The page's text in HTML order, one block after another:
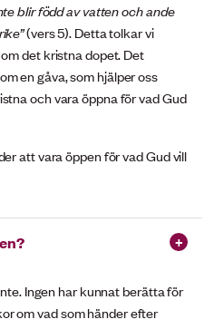
blir född av vatten och ande
(vers 5). Detta tolkar vi
det kristna dopet. Det
en gåva, som hjälper oss
och vara öppna för vad Gud
att vara öppen för vad Gud vill
Ingen har kunnat berätta för
om vad som händer efter